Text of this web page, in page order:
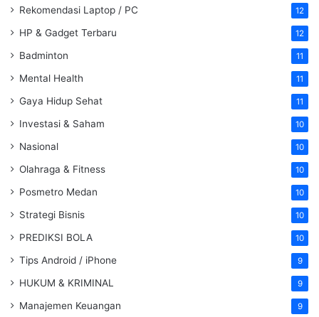
Rekomendasi Laptop / PC 12
HP & Gadget Terbaru 12
Badminton 11
Mental Health 11
Gaya Hidup Sehat 11
Investasi & Saham 10
Nasional 10
Olahraga & Fitness 10
Posmetro Medan 10
Strategi Bisnis 10
PREDIKSI BOLA 10
Tips Android / iPhone 9
HUKUM & KRIMINAL 9
Manajemen Keuangan 9